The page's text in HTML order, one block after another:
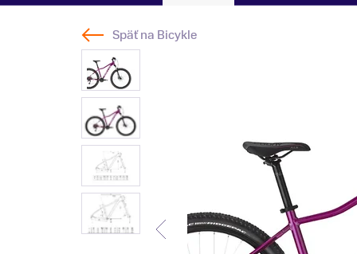
Späť na Bicykle